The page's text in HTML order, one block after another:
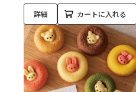
詳細 カートに入れる